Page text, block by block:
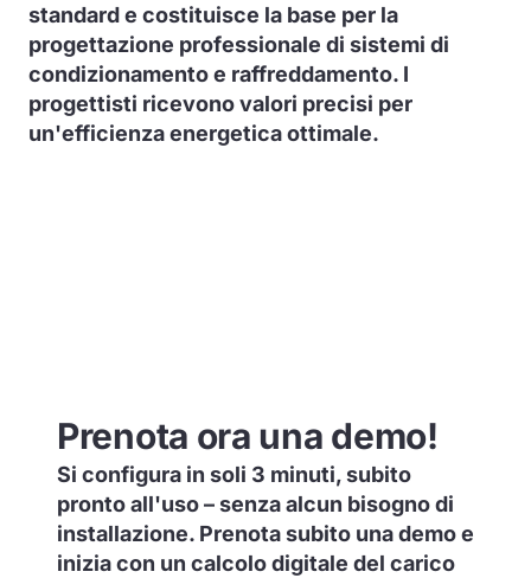
standard e costituisce la base per la
progettazione professionale di sistemi di
condizionamento e raffreddamento. I
progettisti ricevono valori precisi per
un'efficienza energetica ottimale.
Prenota ora una demo!
Si configura in soli 3 minuti, subito
pronto all'uso – senza alcun bisogno di
installazione. Prenota subito una demo e
inizia con un calcolo digitale del carico